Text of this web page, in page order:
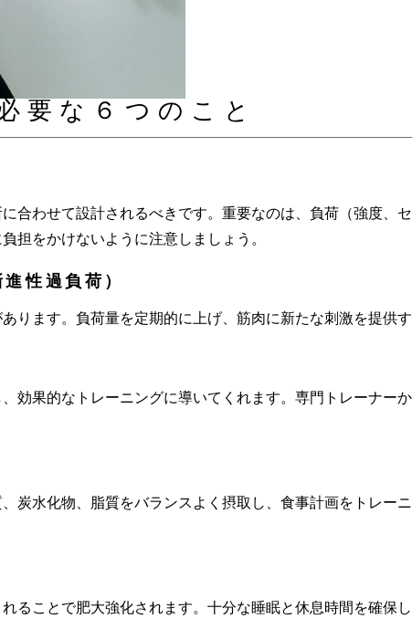
要な６つのこと
合わせて設計されるべきです。重要なのは、負荷（強度、
担をかけないように注意しましょう。
性過負荷）
ります。負荷量を定期的に上げ、筋肉に新たな刺激を提供す
効果的なトレーニングに導いてくれます。専門トレーナー
炭水化物、脂質をバランスよく摂取し、食事計画をトレー
ることで肥大強化されます。十分な睡眠と休息時間を確保